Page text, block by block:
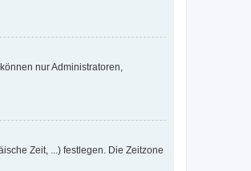
nur Administratoren,
Zeit, ...) festlegen. Die Zeitzone